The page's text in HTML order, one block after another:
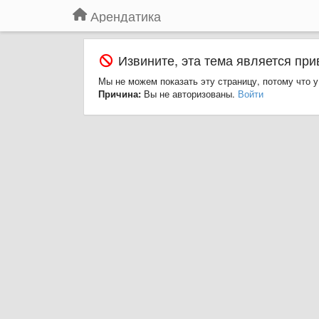
Арендатика
Извините, эта тема является
Мы не можем показать эту страницу, потому что
Причина: Вы не авторизованы. Войти